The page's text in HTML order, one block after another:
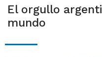
El orgullo
mundo